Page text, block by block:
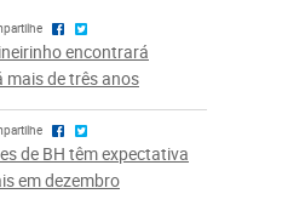
encontrará
de três anos
de BH têm expectativa
em dezembro